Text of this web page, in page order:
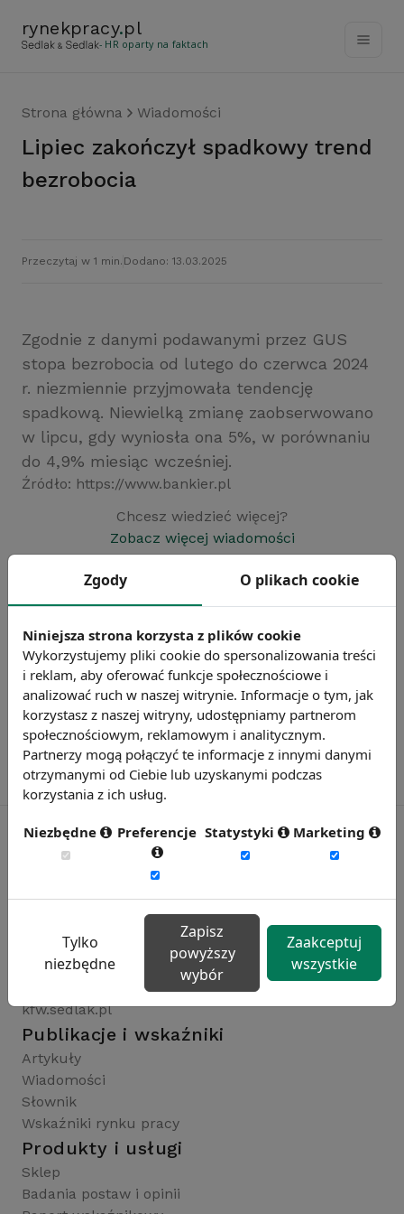
rynekpracy.pl
- HR oparty na faktach
Strona główna Wiadomości
Lipiec zakończył spadkowy trend
bezrobocia
Przeczytaj w 1 min. Dodano: 13.03.2025
Zgodnie z danymi podawanymi przez GUS
stopa bezrobocia od lutego do czerwca 2024
r. niezmiennie przyjmowała tendencję
spadkową. Niewielką zmianę zaobserwowano
w lipcu, gdy wyniosła ona 5%, w porównaniu
do 4,9% miesiąc wcześniej.
Źródło: https://www.bankier.pl
Chcesz wiedzieć więcej?
Zobacz więcej wiadomości
Rynekpracy.pl
sedlak.pl
raportyplacowe.pl
badaniaHR.pl
kfw.sedlak.pl
Publikacje i wskaźniki
Artykuły
Wiadomości
Słownik
Wskaźniki rynku pracy
Produkty i usługi
Sklep
Badania postaw i opinii
Zgody O plikach cookie
Niniejsza strona korzysta z plików cookie
Wykorzystujemy pliki cookie do spersonalizowania treści
i reklam, aby oferować funkcje społecznościowe i
analizować ruch w naszej witrynie. Informacje o tym, jak
korzystasz z naszej witryny, udostępniamy partnerom
społecznościowym, reklamowym i analitycznym.
Partnerzy mogą połączyć te informacje z innymi danymi
otrzymanymi od Ciebie lub uzyskanymi podczas
korzystania z ich usług.
Niezbędne Preferencje Statystyki Marketing
Tylko
niezbędne
Zapisz
powyższy
wybór
Zaakceptuj
wszystkie